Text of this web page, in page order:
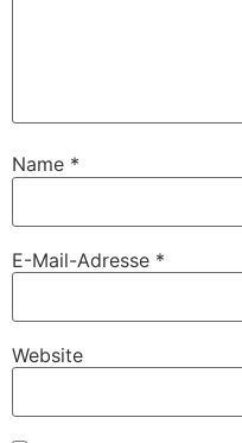
Name *
E-Mail-Adresse *
Website